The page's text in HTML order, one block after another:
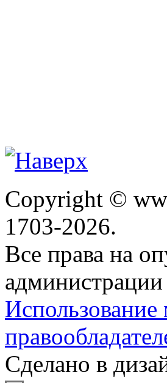
Copyright ©
1703-2026.
Все права на
администрации
Сделано в